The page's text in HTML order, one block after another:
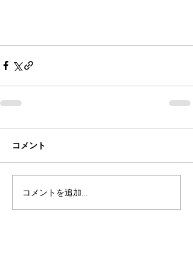
コメント
コメントを追加…